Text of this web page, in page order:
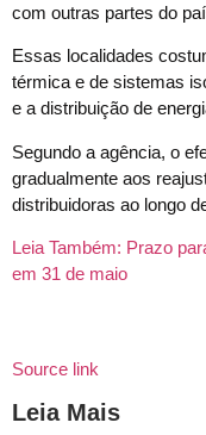
com outras partes do
Essas localidades
térmica e de sistemas
e a distribuição de
Segundo a agência, o
gradualmente aos
distribuidoras ao longo
Leia Também: Prazo
em 31 de maio
Source link
Leia Mais